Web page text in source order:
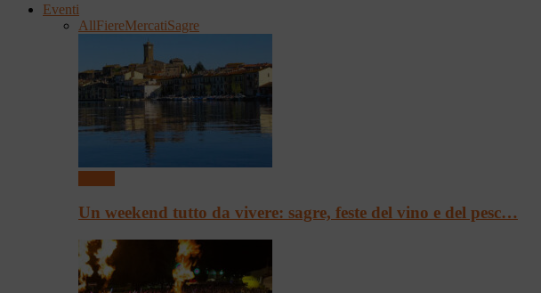
Eventi
AllFiereMercatiSagre
Un weekend tutto da vivere: sagre, feste del vino e del pesc…